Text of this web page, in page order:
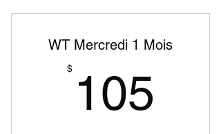
WT Mercredi 1 Mois
$ 105